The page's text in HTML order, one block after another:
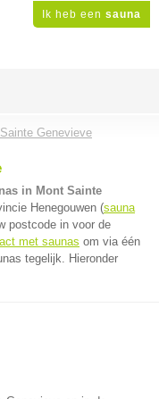
Ik heb een sauna
Genevieve
in Mont Sainte
Henegouwen (sauna
postcode in voor de
met saunas om via één
tegelijk. Hieronder